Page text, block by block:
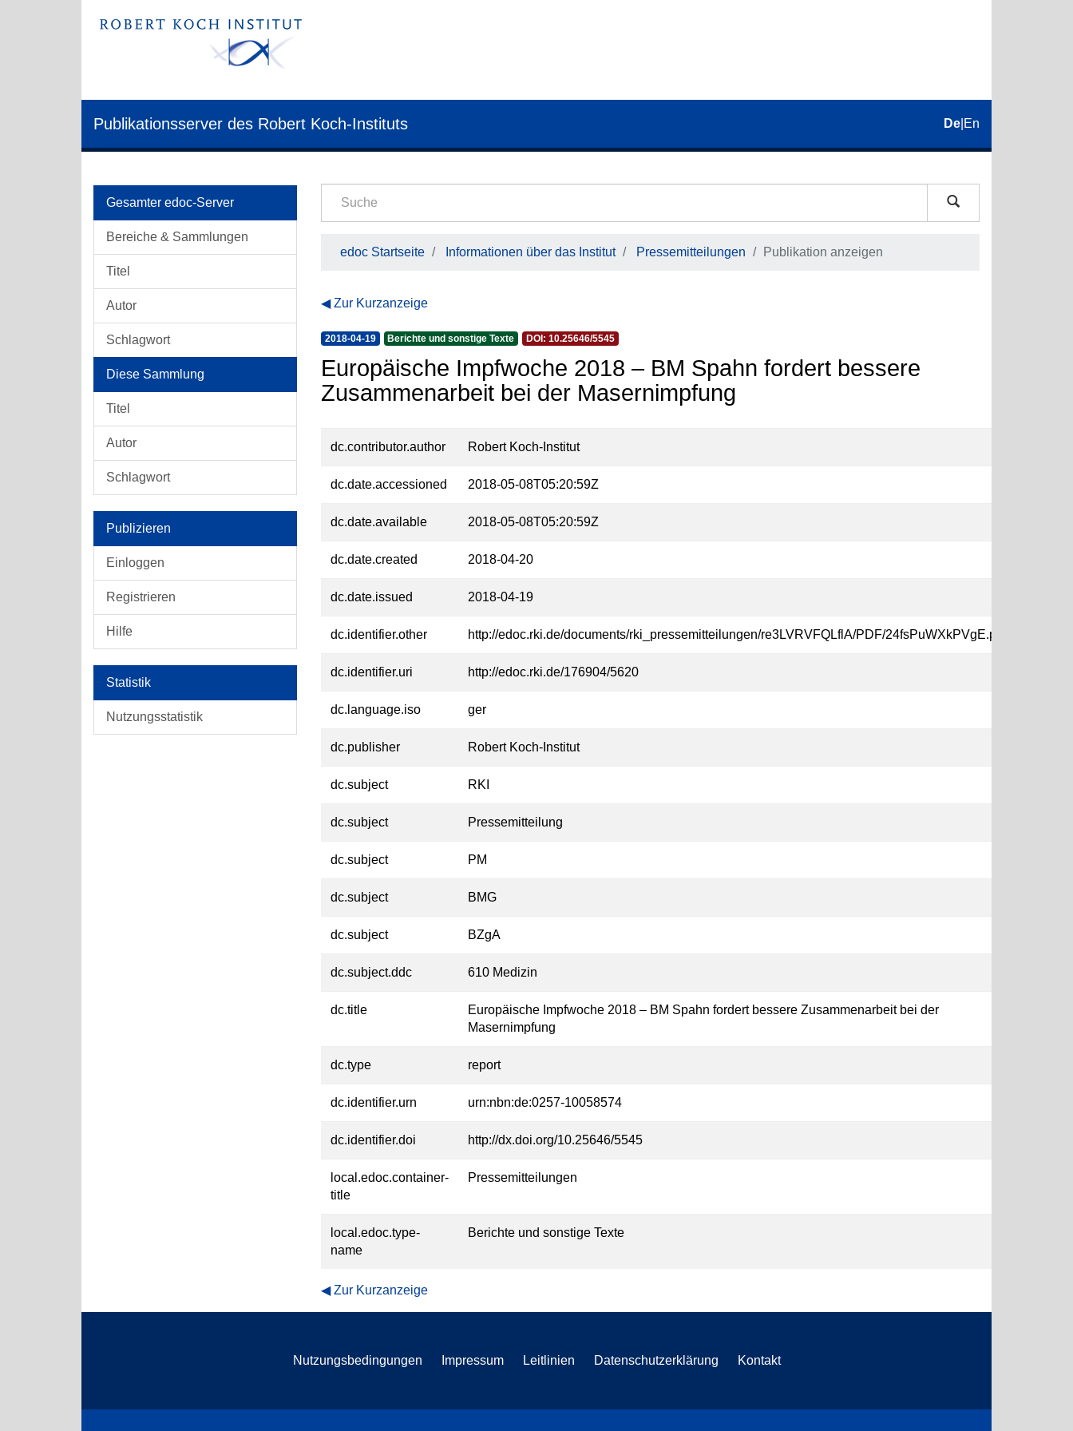
Publikationsserver des Robert Koch-Instituts De En
Gesamter edoc-Server
Bereiche & Sammlungen
Titel
Autor
Schlagwort
Diese Sammlung
Titel
Autor
Schlagwort
Publizieren
Einloggen
Registrieren
Hilfe
Statistik
Nutzungsstatistik
edoc Startseite Informationen über das Institut Pressemitteilungen Publikation anzeigen
Zur Kurzanzeige
2018-04-19 Berichte und sonstige Texte DOI: 10.25646/5545
Europäische Impfwoche 2018 – BM Spahn fordert bessere
Zusammenarbeit bei der Masernimpfung
dc.contributor.author Robert Koch-Institut
dc.date.accessioned 2018-05-08T05:20:59Z
dc.date.available 2018-05-08T05:20:59Z
dc.date.created 2018-04-20
dc.date.issued 2018-04-19
dc.identifier.other http://edoc.rki.de/documents/rki_pressemitteilungen/re3LVRVFQLflA/PDF/24fsPuWXkPVgE.pdf
dc.identifier.uri http://edoc.rki.de/176904/5620
dc.language.iso ger
dc.publisher Robert Koch-Institut
dc.subject RKI
dc.subject Pressemitteilung
dc.subject PM
dc.subject BMG
dc.subject BZgA
dc.subject.ddc 610 Medizin
dc.title
Europäische Impfwoche 2018 – BM Spahn fordert bessere Zusammenarbeit bei der
Masernimpfung
dc.type report
dc.identifier.urn urn:nbn:de:0257-10058574
dc.identifier.doi http://dx.doi.org/10.25646/5545
local.edoc.container-
title
Pressemitteilungen
local.edoc.type-
name
Berichte und sonstige Texte
Zur Kurzanzeige
Nutzungsbedingungen Impressum Leitlinien Datenschutzerklärung Kontakt